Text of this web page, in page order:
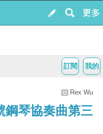
我的
訂閱
Rex Wu
鋼琴協奏曲第三